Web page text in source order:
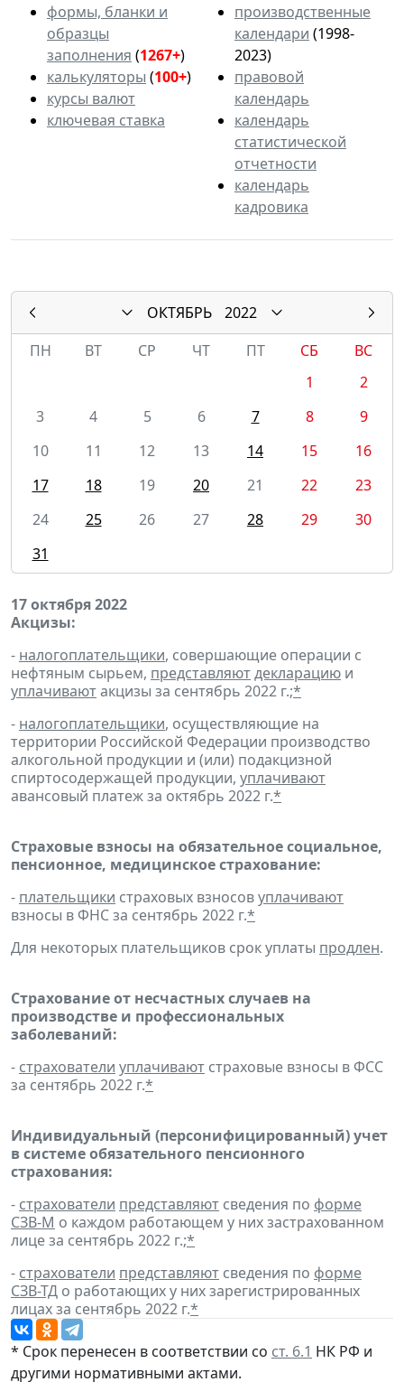
формы, бланки и
образцы
заполнения (1267+)
калькуляторы (100+)
курсы валют
ключевая ставка
производственные
календари (1998-
2023)
правовой
календарь
календарь
статистической
отчетности
календарь
кадровика
ОКТЯБРЬ
2022
ПН
ВТ СР ЧТ ПТ СБ
ВС
1
2
3
4 5 6 7 8
9
10
11 12 13 14 15
16
17
18 19 20 21 22
23
24
25 26 27 28 29
30
31
17 октября 2022
Акцизы:
- налогоплательщики, совершающие операции с
нефтяным сырьем, представляютдекларацию и
уплачиваютакцизы за сентябрь 2022 г.;*
- налогоплательщики, осуществляющие на
территории Российской Федерации производство
алкогольной продукции и (или) подакцизной
спиртосодержащей продукции, уплачивают
авансовый платеж за октябрь 2022 г.*
Страховые взносы на обязательное социальное,
пенсионное, медицинское страхование:
- плательщики страховых взносовуплачивают
взносы в ФНС за сентябрь 2022 г.*
Для некоторых плательщиков срок уплаты продлен.
Страхование от несчастных случаев на
производстве и профессиональных
заболеваний:
- страхователи уплачивают страховые взносы в ФСС
за сентябрь 2022 г.*
Индивидуальный (персонифицированный) учет
в системе обязательного пенсионного
страхования:
- страхователи представляют сведения по форме
СЗВ-М о каждом работающем у них застрахованном
лице за сентябрь 2022 г.;*
- страхователи представляют сведения по форме
СЗВ-ТД о работающих у них зарегистрированных
лицах за сентябрь 2022 г.*
* Срок перенесен в соответствии со ст. 6.1 НК РФ и
другими нормативными актами.